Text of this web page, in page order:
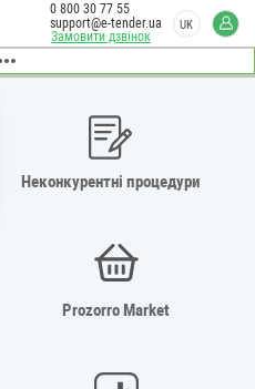
Замовити дзвінок
0 800 30 77 55
support@e-tender.ua
UK
Неконкурентні процедури
Prozorro Market